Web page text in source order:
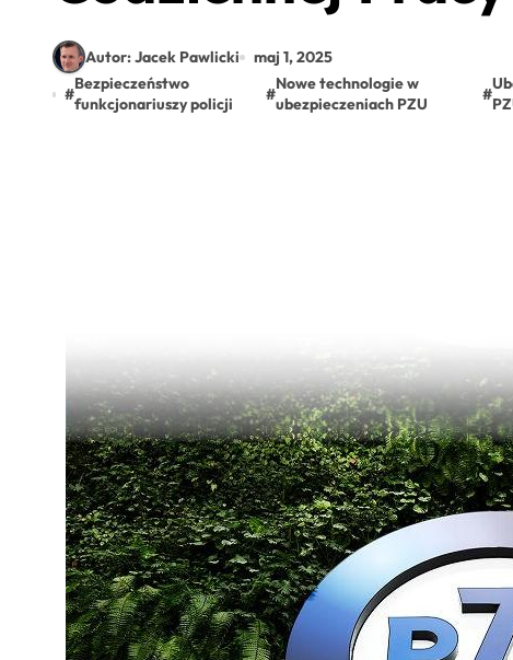
Autor: Jacek Pawlicki
maj 1, 2025
#
Bezpieczeństwo
funkcjonariuszy policji
#
Nowe technologie w
ubezpieczeniach PZU
#